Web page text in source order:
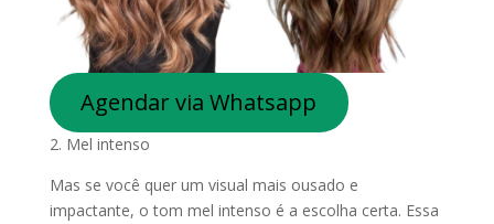
Agendar via Whatsapp
2. Mel intenso
Mas se você quer um visual mais ousado e
impactante, o tom mel intenso é a escolha certa. Essa